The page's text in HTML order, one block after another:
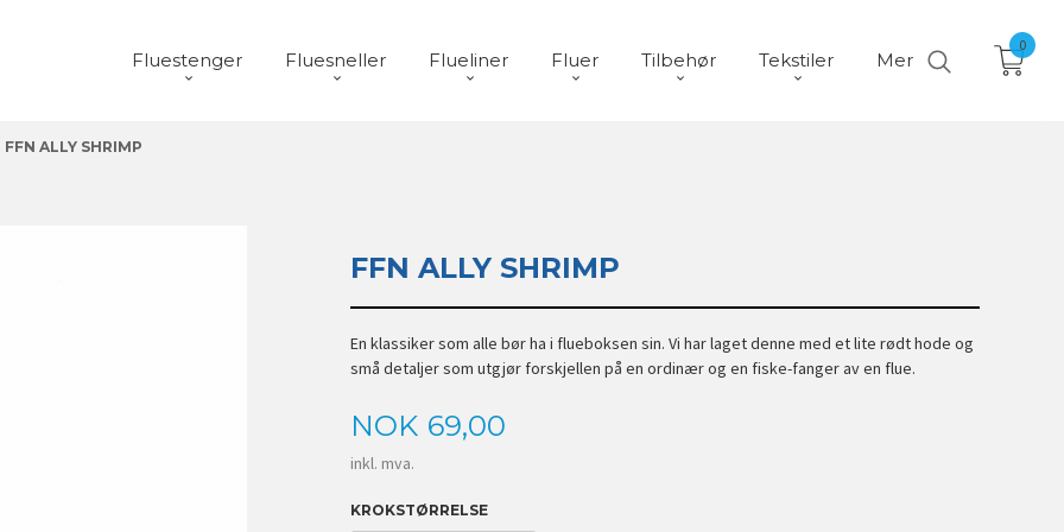
Fluestenger Fluesneller Flueliner Fluer Tilbehør Tekstiler Mer
0
FFN ALLY SHRIMP
FFN ALLY SHRIMP
En klassiker som alle bør ha i flueboksen sin. Vi har laget denne med et lite rødt hode og
små detaljer som utgjør forskjellen på en ordinær og en fiske-fanger av en flue.
Pris
NOK 69,00
inkl. mva.
KROKSTØRRELSE